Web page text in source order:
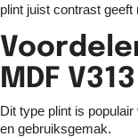
plint juist contrast
MDF V313
Dit type plint is
en gebruiksgemak.